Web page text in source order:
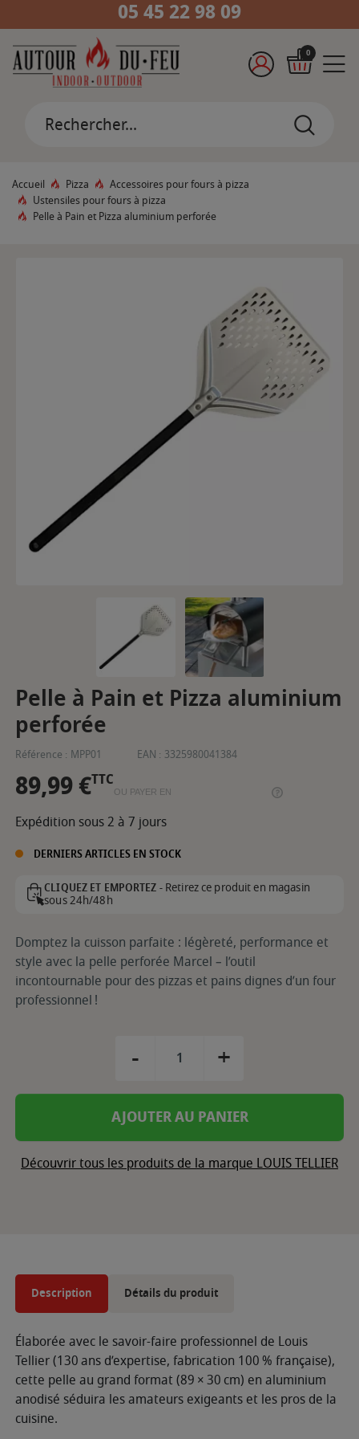
05 45 22 98 09
0
Accueil Pizza
Accessoires pour fours à pizza
Ustensiles pour fours à pizza
Pelle à Pain et Pizza aluminium perforée
Pelle à Pain et Pizza aluminium
perforée
Référence : MPP01 EAN : 3325980041384
89,99 €TTC
OU PAYER EN
Expédition sous 2 à 7 jours
DERNIERS ARTICLES EN STOCK
CLIQUEZ ET EMPORTEZ -Retirez ce produit en magasin
sous 24h/48h
Domptez la cuisson parfaite : légèreté, performance et
style avec la pelle perforée Marcel – l’outil
incontournable pour des pizzas et pains dignes d’un four
professionnel !
- +
AJOUTER AU PANIER
Découvrir tous les produits de la marque LOUIS TELLIER
Description Détails du produit
Élaborée avec le savoir-faire professionnel de Louis
Tellier (130 ans d’expertise, fabrication 100 % française),
cette pelle au grand format (89 × 30 cm) en aluminium
anodisé séduira les amateurs exigeants et les pros de la
cuisine.